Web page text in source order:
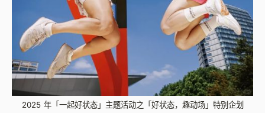
2025 年「一起好状态」主题活动之「好状态，趣动场」特别企划